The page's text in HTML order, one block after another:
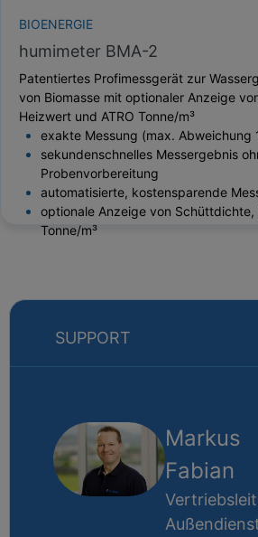
BIOENERGIE
humimeter BMA-2
Patentiertes Profimessgerät zur
von Biomasse mit optionaler Anzeige
Heizwert und ATRO Tonne/m³
exakte Messung (max. Abweichung
sekundenschnelles Messergebnis
Probenvorbereitung
automatisierte, kostensparende
optionale Anzeige von Schüttdichte,
Tonne/m³
SUPPORT
Markus
Fabian